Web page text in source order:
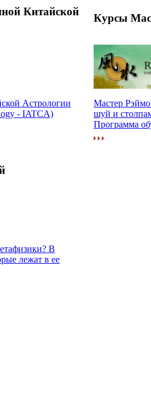
Китайской
Курсы
Астрологии
- IATCA)
Мастер
шуй и
Программа
В
лежат в ее